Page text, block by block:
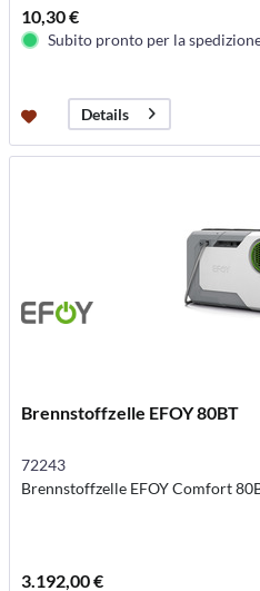
10,30 €
Subito pronto per la
Details
Brennstoffzelle EFOY 80BT
72243
Brennstoffzelle EFOY Comfort
3.192,00 €